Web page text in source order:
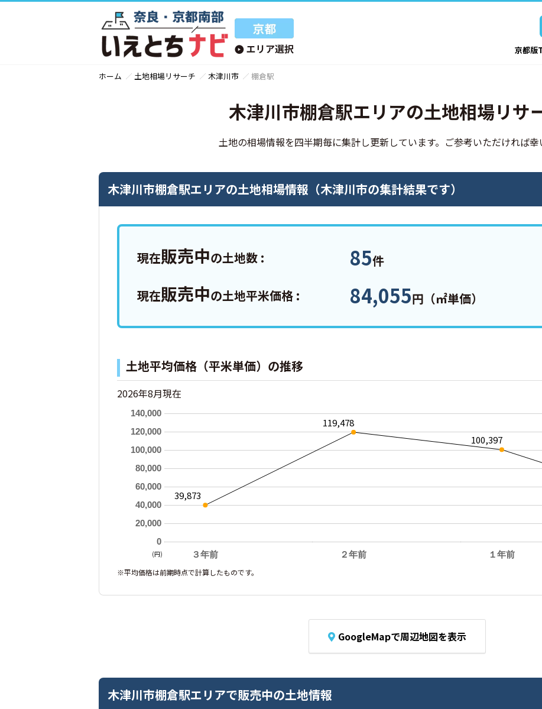
京都版
ホーム 土地相場リサーチ 木津川市 棚倉駅
木津川市棚倉駅エリアの土地相場リサ
土地の相場情報を四半期毎に集計し更新しています。 ご参考いただければ幸
木津川市棚倉駅エリアの土地相場情報（木津川市の集計結果です）
現在販売中の土地数 : 85件
現在販売中の土地平米価格 : 84,055円（㎡単価）
土地平均価格（平米単価）の推移
2026年8月現在
３年前 ２年前 １年前
0
20,000
40,000
60,000
80,000
100,000
120,000
140,000
39,873
119,478
100,397
(円)
※平均価格は前期時点で計算したものです。
GoogleMapで周辺地図を表示
木津川市棚倉駅エリアで販売中の土地情報